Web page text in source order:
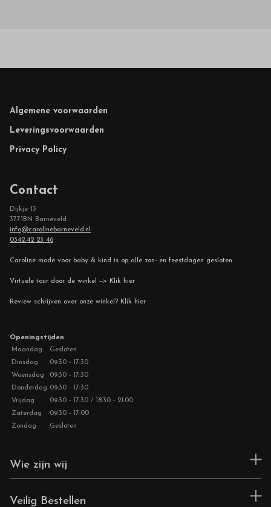
Footer
Algemene voorwaarden
Leveringsvoorwaarden
Privacy Policy
Contact
Dijkje 13
3771BN Barneveld
info@carolinebarneveld.nl
0342-42 23 46
Caroline mode voor baby & kind is op alle zon- en feestdagen gesloten.
Virtuele tour door de winkel --> Klik hier
Review schrijven over onze winkel? Klik hier
Openingstijden
Maandag
Gesloten
Dinsdag
09:30 - 17:30
Woensdag
09:30 - 17:30
Donderdag 09:30 - 17:30
Vrijdag
09:30 - 17:30 / 18:30 - 21:00
Zaterdag
09:30 - 17:00
Zondag
Gesloten
Wie zijn wij
Veilig Bestellen